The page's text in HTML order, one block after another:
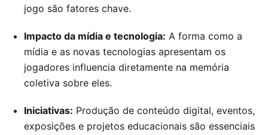
jogo são fatores chave.
Impacto da mídia e tecnologia: A forma como a
mídia e as novas tecnologias apresentam os
jogadores influencia diretamente na memória
coletiva sobre eles.
Iniciativas: Produção de conteúdo digital, eventos,
exposições e projetos educacionais são essenciais